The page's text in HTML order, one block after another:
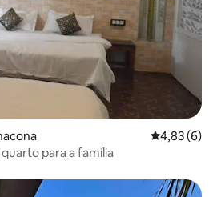
4,83 de uma
4,83 (6)
para a família